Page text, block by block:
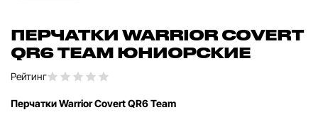
ПЕРЧАТКИ WARRIOR COVERT
QR6 TEAM ЮНИОРСКИЕ
Рейтинг
Перчатки Warrior Covert QR6 Team